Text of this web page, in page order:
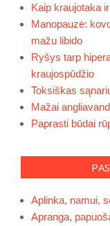
Kaip kraujotaka
Manopauzė:
mažu libido
Ryšys tarp
kraujospūdžio
Toksiškas
Mažai
Paprasti būdai
Aplinka, namui,
Apranga,